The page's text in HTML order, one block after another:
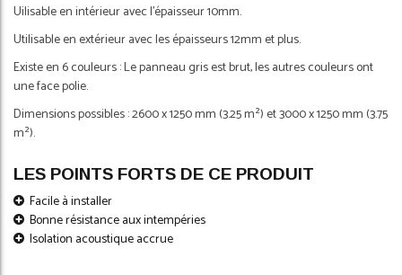
Uilisable en intérieur avec l'épaisseur 10mm.
Utilisable en extérieur avec les épaisseurs 12mm et plus.
Existe en 6 couleurs : Le panneau gris est brut, les autres couleurs ont
une face polie.
Dimensions possibles : 2600 x 1250 mm (3.25 m²) et 3000 x 1250 mm (3.75
m²).
LES POINTS FORTS DE CE PRODUIT
Facile à installer
Bonne résistance aux intempéries
Isolation acoustique accrue